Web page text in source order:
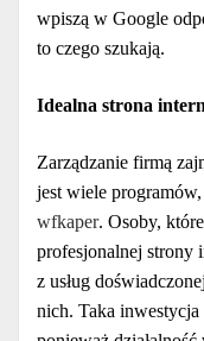
wpiszą w Google
to czego szukają.
Idealna strona
Zarządzanie firmą
jest wiele
wfkaper. Osoby,
profesjonalnej strony
z usług
nich. Taka